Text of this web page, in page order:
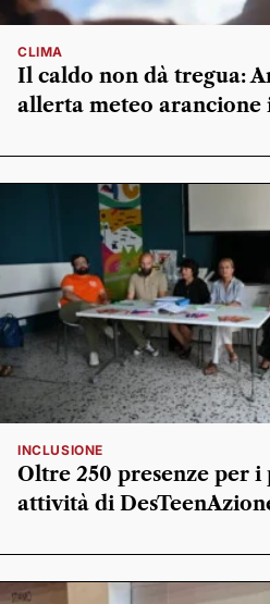
CLIMA
Il caldo non dà tregua:
allerta meteo
INCLUSIONE
Oltre 250 presenze per
attività di